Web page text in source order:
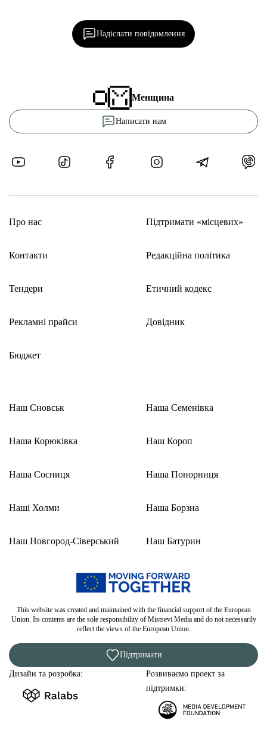
Надіслати повідомлення
Менщина
Написати нам
Про нас
Контакти
Тендери
Рекламні прайси
Бюджет
Підтримати «місцевих»
Редакційна політика
Етичний кодекс
Довідник
Наш Сновськ
Наша Корюківка
Наша Сосниця
Наші Холми
Наш Новгород-Сіверський
Наша Семенівка
Наш Короп
Наша Понорниця
Наша Борзна
Наш Батурин
This website was created and maintained with the financial support of the European
Union. Its contents are the sole responsibility of Mistsevi Media and do not necessarily
reflect the views of the European Union.
Підтримати
Дизайн та розробка:
Розвиваємо проект за
підтримки: